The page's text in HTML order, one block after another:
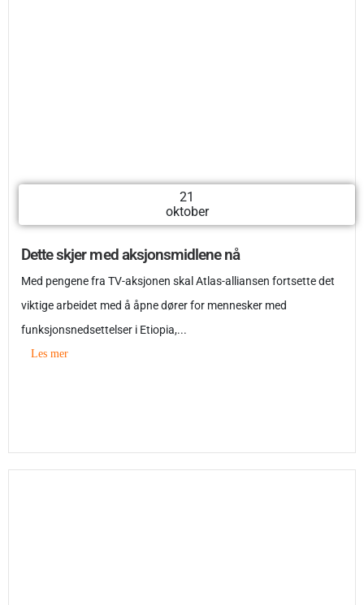
21
oktober
Dette skjer med aksjonsmidlene nå
Med pengene fra TV-aksjonen skal Atlas-alliansen fortsette det
viktige arbeidet med å åpne dører for mennesker med
funksjonsnedsettelser i Etiopia,...
Les mer